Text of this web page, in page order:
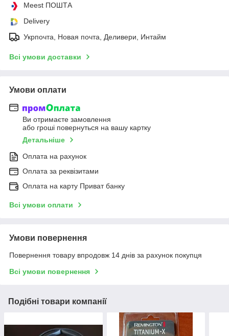
Meest ПОШТА
Delivery
Укрпочта, Новая почта, Деливери, Интайм
Всі умови доставки
Умови оплати
Ви отримаєте замовлення
або гроші повернуться на вашу картку
Детальніше
Оплата на рахунок
Оплата за реквізитами
Оплата на карту Приват банку
Всі умови оплати
Умови повернення
Повернення товару впродовж 14 днів за рахунок покупця
Всі умови повернення
Подібні товари компанії